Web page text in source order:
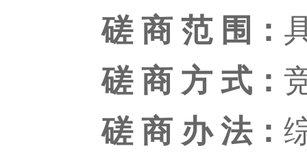
磋 商 范 围：
磋 商 方 式：
磋 商 办 法：